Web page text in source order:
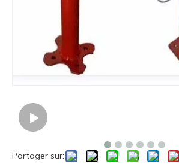
Partager sur: